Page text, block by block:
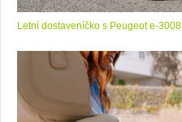
Letní dostaveníčko s Peugeot e-3008